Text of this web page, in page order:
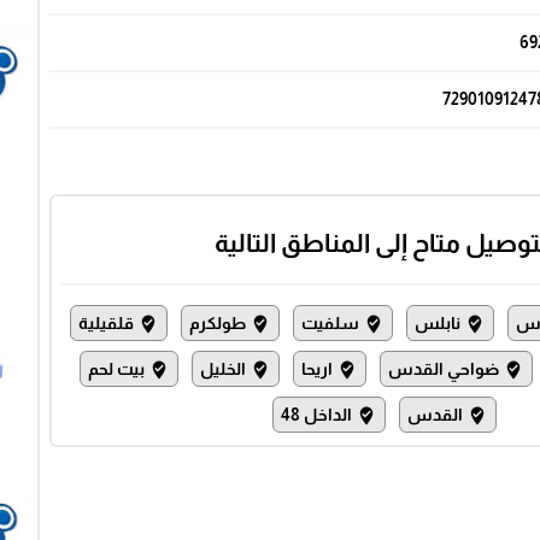
متاح إلى المناطق التالية
where_to_vote نابلس where_to_vote سلفيت where_to_vote طولكرم where_to_vote قلقيلية
where_to_vote ضواحي القدس where_to_vote اريحا where_to_vote الخليل where_to_vote بيت لحم
where_to_vote القدس where_to_vote الداخل 48